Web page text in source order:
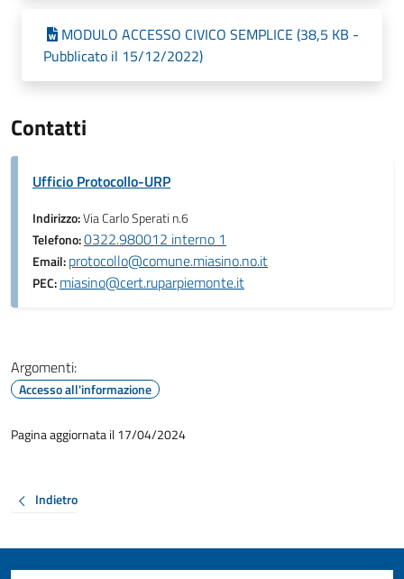
MODULO ACCESSO CIVICO SEMPLICE (38,5 KB -
Pubblicato il 15/12/2022)
Contatti
Ufficio Protocollo-URP
Indirizzo:Via Carlo Sperati n.6
Telefono:0322.980012 interno 1
Email:protocollo@comune.miasino.no.it
PEC:miasino@cert.ruparpiemonte.it
Argomenti:
Accesso all'informazione
Pagina aggiornata il 17/04/2024
Indietro